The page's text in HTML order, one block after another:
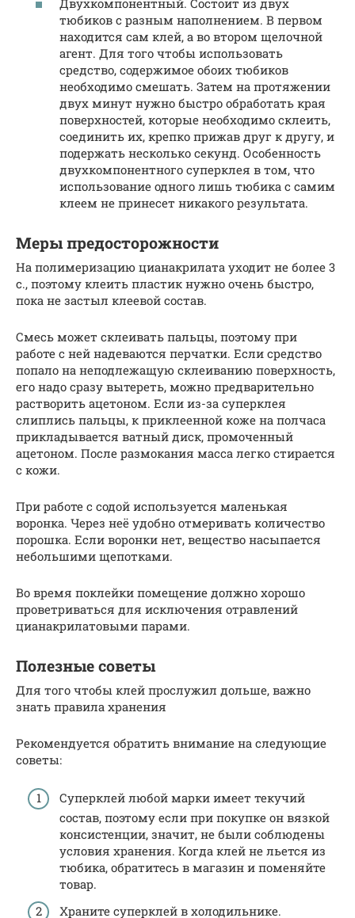
тюбиков с разным наполнением. В первом
находится сам клей, а во втором щелочной
агент. Для того чтобы использовать
средство, содержимое обоих тюбиков
необходимо смешать. Затем на протяжении
двух минут нужно быстро обработать края
поверхностей, которые необходимо склеить,
соединить их, крепко прижав друг к другу, и
подержать несколько секунд. Особенность
двухкомпонентного суперклея в том, что
использование одного лишь тюбика с самим
клеем не принесет никакого результата.
Меры предосторожности
На полимеризацию цианакрилата уходит не более 3
с., поэтому клеить пластик нужно очень быстро,
пока не застыл клеевой состав.
Смесь может склеивать пальцы, поэтому при
работе с ней надеваются перчатки. Если средство
попало на неподлежащую склеиванию поверхность,
его надо сразу вытереть, можно предварительно
растворить ацетоном. Если из-за суперклея
слиплись пальцы, к приклеенной коже на полчаса
прикладывается ватный диск, промоченный
ацетоном. После размокания масса легко стирается
с кожи.
При работе с содой используется маленькая
воронка. Через неё удобно отмеривать количество
порошка. Если воронки нет, вещество насыпается
небольшими щепотками.
Во время поклейки помещение должно хорошо
проветриваться для исключения отравлений
цианакрилатовыми парами.
Полезные советы
Для того чтобы клей прослужил дольше, важно
знать правила хранения
Рекомендуется обратить внимание на следующие
советы:
Суперклей любой марки имеет текучий
состав, поэтому если при покупке он вязкой
консистенции, значит, не были соблюдены
условия хранения. Когда клей не льется из
тюбика, обратитесь в магазин и поменяйте
товар.
Храните суперклей в холодильнике.